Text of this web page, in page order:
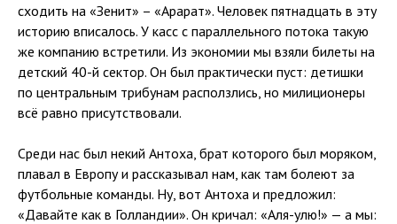
сходить на «Зенит» – «Арарат». Человек пятнадцать в эту
историю вписалось. У касс с параллельного потока такую
же компанию встретили. Из экономии мы взяли билеты на
детский 40-й сектор. Он был практически пуст: детишки
по центральным трибунам расползлись, но милиционеры
всё равно присутствовали.
Среди нас был некий Антоха, брат которого был моряком,
плавал в Европу и рассказывал нам, как там болеют за
футбольные команды. Ну, вот Антоха и предложил:
«Давайте как в Голландии». Он кричал: «Аля-улю!» — а мы: